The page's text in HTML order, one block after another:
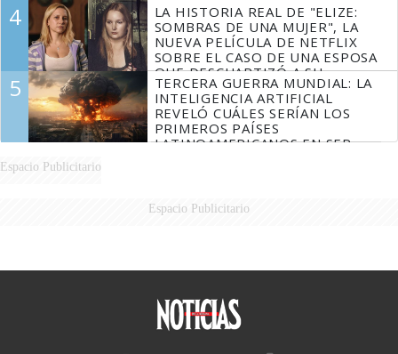
4
LA HISTORIA REAL DE "ELIZE:
SOMBRAS DE UNA MUJER", LA
NUEVA PELÍCULA DE NETFLIX
SOBRE EL CASO DE UNA ESPOSA
QUE DESCUARTIZÓ A SU
MARIDO
5
TERCERA GUERRA MUNDIAL: LA
INTELIGENCIA ARTIFICIAL
REVELÓ CUÁLES SERÍAN LOS
PRIMEROS PAÍSES
LATINOAMERICANOS EN SER
Espacio Publicitario
Espacio Publicitario